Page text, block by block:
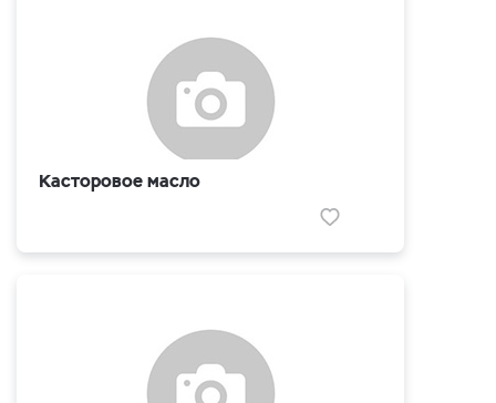
Касторовое масло